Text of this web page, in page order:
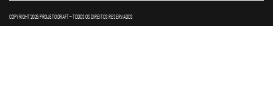
COPYRIGHT 2026 PROJETO DRAFT – TODOS OS DIREITOS RESERVADOS